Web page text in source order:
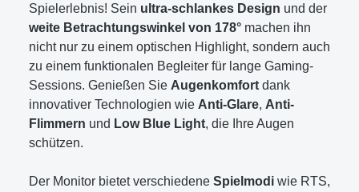
Spielerlebnis! Sein ultra-schlankes Design und der
weite Betrachtungswinkel von 178° machen ihn
nicht nur zu einem optischen Highlight, sondern auch
zu einem funktionalen Begleiter für lange Gaming-
Sessions. Genießen Sie Augenkomfort dank
innovativer Technologien wie Anti-Glare, Anti-
Flimmern und Low Blue Light, die Ihre Augen
schützen.
Der Monitor bietet verschiedene Spielmodi wie RTS,